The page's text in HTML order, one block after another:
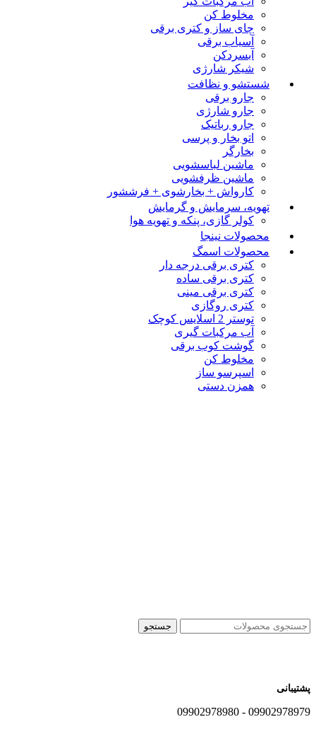
مخلوط کن
چای ساز و کتری برقی
آسیاب برقی
آبسردکن
شیکر شارژی
شستشو و نظافت
جارو برقی
جارو شارژی
جارو رباتیک
اتو بخار و پرسی
بخارگر
ماشین لباسشویی
ماشین ظرفشویی
کارواش + بخارشوی + فرششور
تهویه، سرمایش و گرمایش
کولر گازی، پنکه و تهویه هوا
محصولات نینجا
محصولات اسمگ
کتری برقی درجه دار
کتری برقی ساده
کتری برقی مینی
کتری روگازی
توستر 2 اسلایس کوچک
آب مرکبات گیری
گوشت کوب برقی
مخلوط کن
اسپرسو ساز
همزن دستی
جستجو
پشتیبانی
09902978979 - 09902978980